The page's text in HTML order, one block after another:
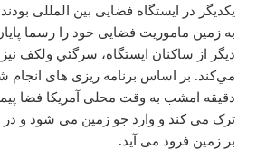
یکدیگر در ایستگاه فضایی بین المللی
به زمین ماموریت فضایی خود را رسما
ديگر از ساكنان ايستگاه،‌ سرگئي ولكف نيز
دقیقه امشب به وقت محلی آمریکا فضا پیما
بر زمین فرود می آید.